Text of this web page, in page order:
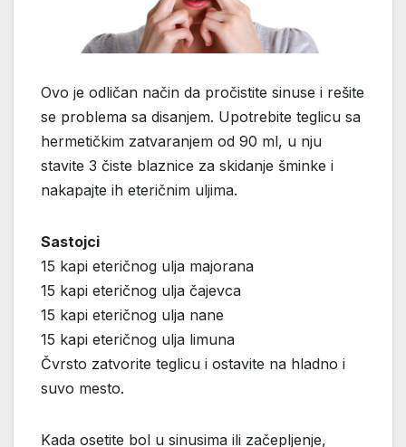
Ovo je odličan način da pročistite sinuse i rešite
se problema sa disanjem. Upotrebite teglicu sa
hermetičkim zatvaranjem od 90 ml, u nju
stavite 3 čiste blaznice za skidanje šminke i
nakapajte ih eteričnim uljima.
Sastojci
15 kapi eteričnog ulja majorana
15 kapi eteričnog ulja čajevca
15 kapi eteričnog ulja nane
15 kapi eteričnog ulja limuna
Čvrsto zatvorite teglicu i ostavite na hladno i
suvo mesto.
Kada osetite bol u sinusima ili začepljenje,